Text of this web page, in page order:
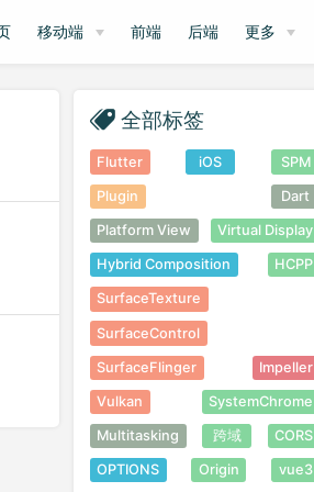
移动端 前端 后端 更多
全部标签
Flutter iOS SPM
Plugin Dart
Platform View Virtual Display
Hybrid Composition HCPP
SurfaceTexture
SurfaceControl
SurfaceFlinger Impeller
Vulkan SystemChrome
Multitasking 跨域 CORS
OPTIONS Origin vue3